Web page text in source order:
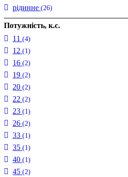
рідинне (26)
Потужність, к.с.
11 (4)
12 (1)
16 (2)
19 (2)
20 (2)
22 (2)
23 (1)
26 (2)
33 (1)
35 (1)
40 (1)
45 (2)